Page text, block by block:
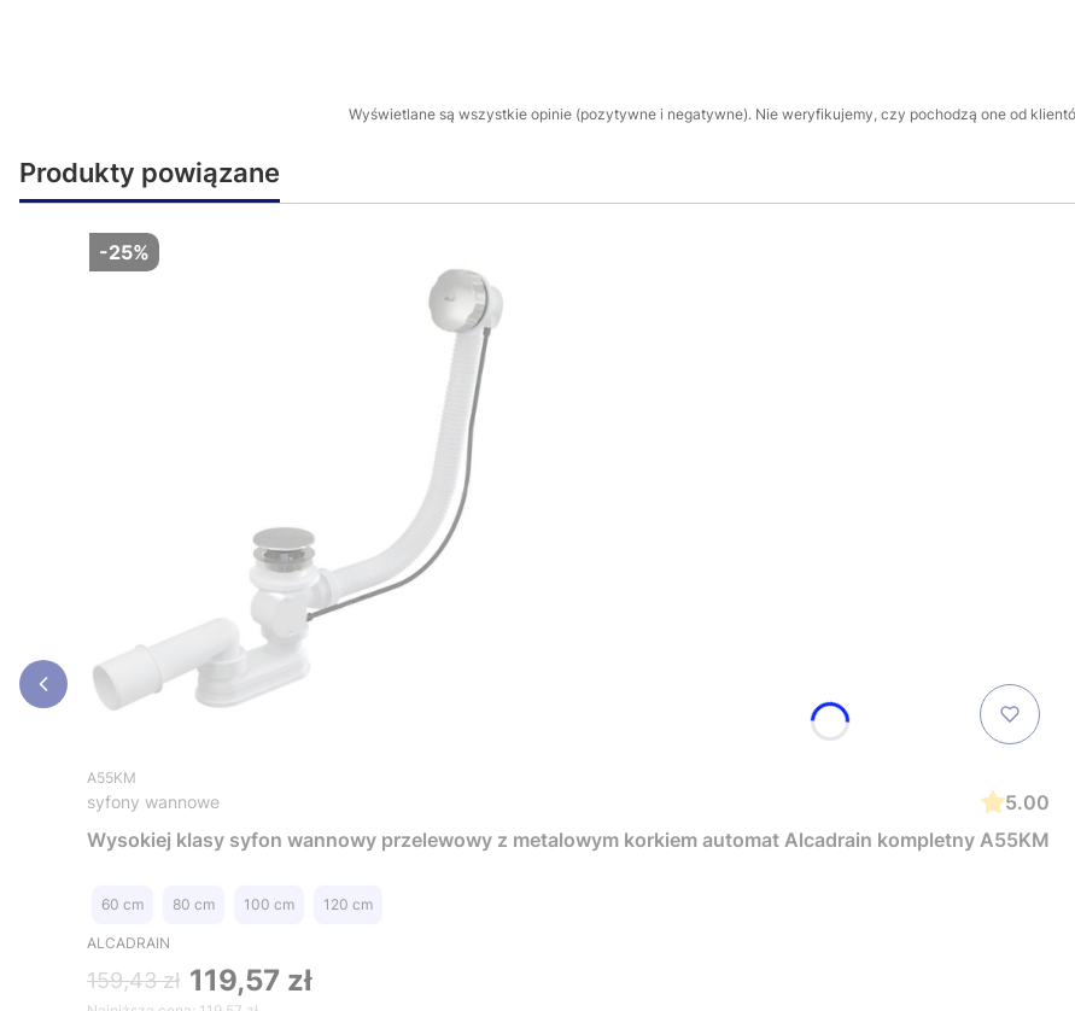
Wyświetlane są wszystkie opinie (pozytywne i negatywne). Nie weryfikujemy, czy pochodzą one od
Produkty powiązane
-25%
A55KM
syfony wannowe
5.00
Wysokiej klasy syfon wannowy przelewowy z metalowym korkiem automat Alcadrain kompletny A55KM
60 cm 80 cm 100 cm 120 cm
ALCADRAIN
159,43 zł 119,57 zł